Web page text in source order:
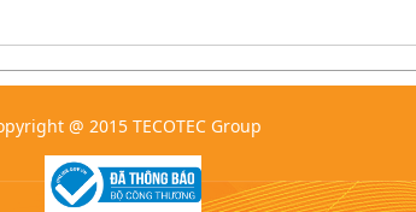
@ 2015 TECOTEC Group